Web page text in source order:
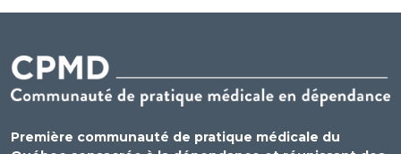
Première communauté de pratique médicale du